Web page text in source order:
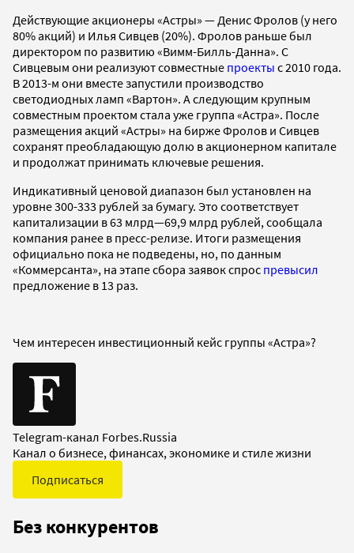
Действующие акционеры «Астры» — Денис Фролов (у него
80% акций) и Илья Сивцев (20%). Фролов раньше был
директором по развитию «Вимм-Билль-Данна». С
Сивцевым они реализуют совместные проекты с 2010 года.
В 2013-м они вместе запустили производство
светодиодных ламп «Вартон». А следующим крупным
совместным проектом стала уже группа «Астра». После
размещения акций «Астры» на бирже Фролов и Сивцев
сохранят преобладающую долю в акционерном капитале
и продолжат принимать ключевые решения.
Индикативный ценовой диапазон был установлен на
уровне 300-333 рублей за бумагу. Это соответствует
капитализации в 63 млрд—69,9 млрд рублей, сообщала
компания ранее в пресс-релизе. Итоги размещения
официально пока не подведены, но, по данным
«Коммерсанта», на этапе сбора заявок спрос превысил
предложение в 13 раз.
Чем интересен инвестиционный кейс группы «Астра»?
Telegram-канал Forbes.Russia
Канал о бизнесе, финансах, экономике и стиле жизни
Подписаться
Без конкурентов